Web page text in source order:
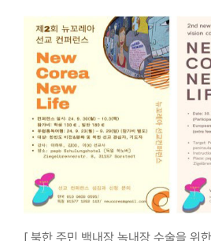
[ 북한 주민 백내장 녹내장 수술을 위